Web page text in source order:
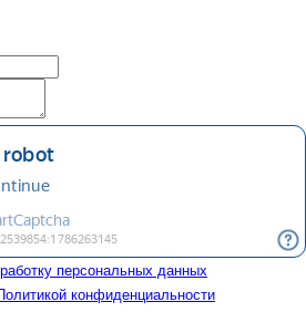
персональных данных
конфиденциальности